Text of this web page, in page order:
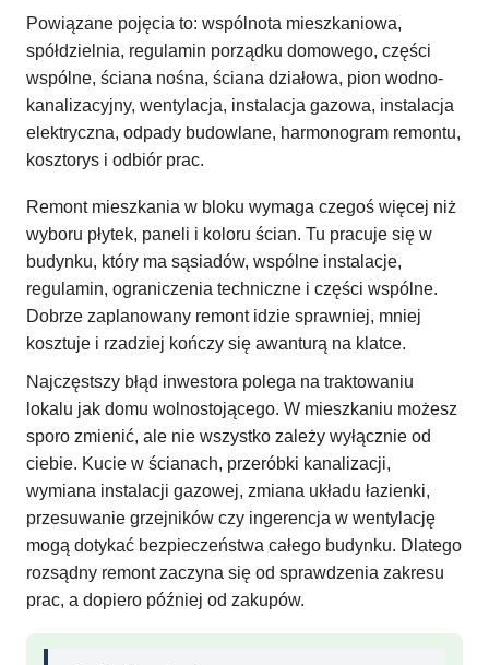
Powiązane pojęcia to: wspólnota mieszkaniowa,
spółdzielnia, regulamin porządku domowego, części
wspólne, ściana nośna, ściana działowa, pion wodno-
kanalizacyjny, wentylacja, instalacja gazowa, instalacja
elektryczna, odpady budowlane, harmonogram remontu,
kosztorys i odbiór prac.
Remont mieszkania w bloku wymaga czegoś więcej niż
wyboru płytek, paneli i koloru ścian. Tu pracuje się w
budynku, który ma sąsiadów, wspólne instalacje,
regulamin, ograniczenia techniczne i części wspólne.
Dobrze zaplanowany remont idzie sprawniej, mniej
kosztuje i rzadziej kończy się awanturą na klatce.
Najczęstszy błąd inwestora polega na traktowaniu
lokalu jak domu wolnostojącego. W mieszkaniu możesz
sporo zmienić, ale nie wszystko zależy wyłącznie od
ciebie. Kucie w ścianach, przeróbki kanalizacji,
wymiana instalacji gazowej, zmiana układu łazienki,
przesuwanie grzejników czy ingerencja w wentylację
mogą dotykać bezpieczeństwa całego budynku. Dlatego
rozsądny remont zaczyna się od sprawdzenia zakresu
prac, a dopiero później od zakupów.